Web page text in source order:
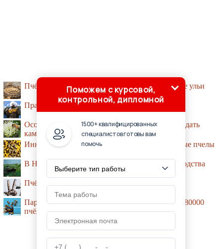
Пчёлы без жала строят уникальные спиральные ульи
Правила и законы содержания пчёл
Особенности анатомии мозга пчёл помогут создать
камеры нового поколения
Инновационные помощники - стрессоусточивые пчелы
В Научно-исследовательском институт пчеловодства
Пчёлам известно понятие нуля
Пара из Испании обнаружила в своей спальне 80000
пчёл
Поможем с курсовой,
контрольной, дипломной
1500+ квалифицированных
специалистов готовы вам
помочь